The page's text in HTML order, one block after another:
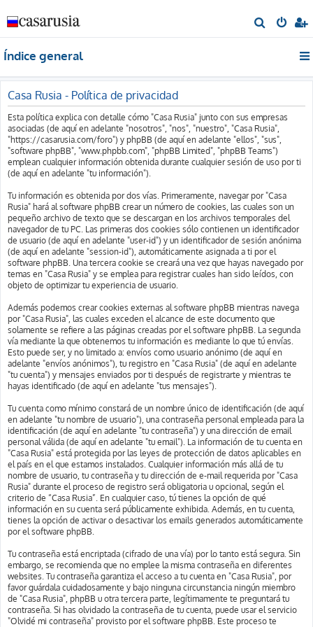
u
r
Índice general
Casa Rusia - Política de privacidad
Esta política explica con detalle cómo "Casa Rusia" junto con sus empresas
asociadas (de aquí en adelante "nosotros", "nos", "nuestro", "Casa Rusia",
"https://casarusia.com/foro") y phpBB (de aquí en adelante "ellos", "sus",
"software phpBB", "www.phpbb.com", "phpBB Limited", "phpBB Teams")
emplean cualquier información obtenida durante cualquier sesión de uso por ti
(de aquí en adelante "tu información").
Tu información es obtenida por dos vías. Primeramente, navegar por "Casa
Rusia" hará al software phpBB crear un número de cookies, las cuales son un
pequeño archivo de texto que se descargan en los archivos temporales del
navegador de tu PC. Las primeras dos cookies sólo contienen un identificador
de usuario (de aquí en adelante "user-id") y un identificador de sesión anónima
(de aquí en adelante "session-id"), automáticamente asignada a ti por el
software phpBB. Una tercera cookie se creará una vez que hayas navegado por
temas en "Casa Rusia" y se emplea para registrar cuales han sido leídos, con
objeto de optimizar tu experiencia de usuario.
Además podemos crear cookies externas al software phpBB mientras navega
por "Casa Rusia", las cuales exceden el alcance de este documento que
solamente se refiere a las páginas creadas por el software phpBB. La segunda
vía mediante la que obtenemos tu información es mediante lo que tú envías.
Esto puede ser, y no limitado a: envíos como usuario anónimo (de aquí en
adelante "envíos anónimos"), tu registro en "Casa Rusia" (de aquí en adelante
"tu cuenta") y mensajes enviados por ti después de registrarte y mientras te
hayas identificado (de aquí en adelante "tus mensajes").
Tu cuenta como mínimo constará de un nombre único de identificación (de aquí
en adelante "tu nombre de usuario"), una contraseña personal empleada para la
identificación (de aquí en adelante "tu contraseña") y una dirección de email
personal válida (de aquí en adelante "tu email"). La información de tu cuenta en
"Casa Rusia" está protegida por las leyes de protección de datos aplicables en
el país en el que estamos instalados. Cualquier información más allá de tu
nombre de usuario, tu contraseña y tu dirección de e-mail requerida por "Casa
Rusia" durante el proceso de registro será obligatoria u opcional, según el
criterio de “Casa Rusia”. En cualquier caso, tú tienes la opción de qué
información en su cuenta será públicamente exhibida. Además, en tu cuenta,
tienes la opción de activar o desactivar los emails generados automáticamente
por el software phpBB.
Tu contraseña está encriptada (cifrado de una vía) por lo tanto está segura. Sin
embargo, se recomienda que no emplee la misma contraseña en diferentes
websites. Tu contraseña garantiza el acceso a tu cuenta en "Casa Rusia", por
favor guárdala cuidadosamente y bajo ninguna circunstancia ningún miembro
de "Casa Rusia", phpBB u otra tercera parte, legítimamente te preguntará tu
contraseña. Si has olvidado la contraseña de tu cuenta, puede usar el servicio
"Olvidé mi contraseña" provisto por el software phpBB. Este proceso te